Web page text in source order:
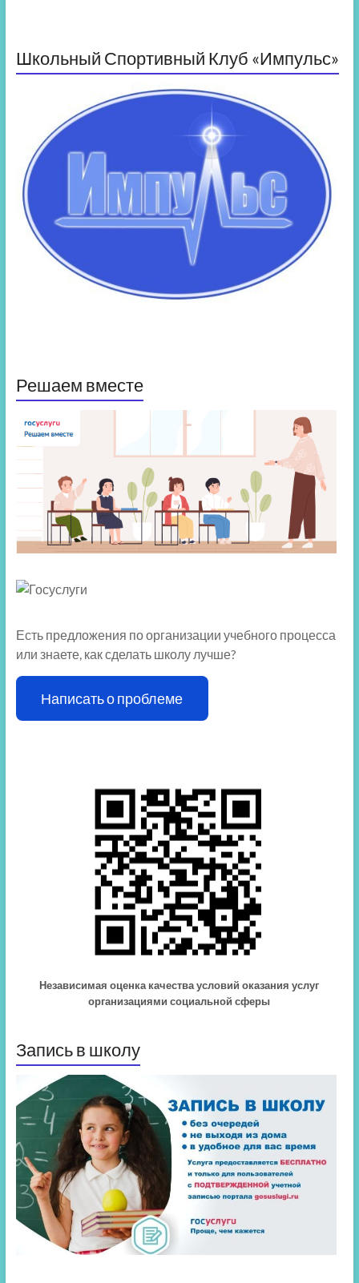
Школьный Спортивный Клуб «Импульс»
Решаем вместе
Есть предложения по организации учебного процесса
или знаете, как сделать школу лучше?
Написать о проблеме
Независимая оценка качества условий оказания услуг
организациями социальной сферы
Запись в школу